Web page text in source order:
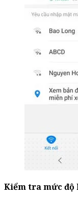
Kiểm tra mức độ